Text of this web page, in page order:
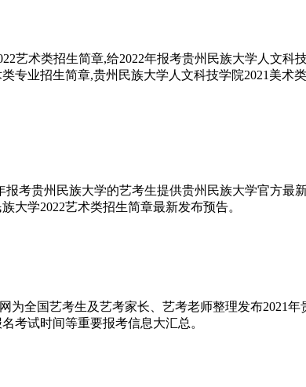
艺术类招生简章,给2022年报考贵州民族大学人文科
专业招生简章,贵州民族大学人文科技学院2021美术
考贵州民族大学的艺考生提供贵州民族大学官方最
大学2022艺术类招生简章最新发布预告。
全国艺考生及艺考家长、艺考老师整理发布2021
考试时间等重要报考信息大汇总。